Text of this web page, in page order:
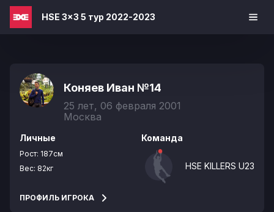
HSE 3x3 5 тур 2022-2023
Коняев Иван №14
25 лет, 06 февраля 2001
Москва
Личные
Рост: 187см
Вес: 82кг
Команда
HSE KILLERS U23
ПРОФИЛЬ ИГРОКА